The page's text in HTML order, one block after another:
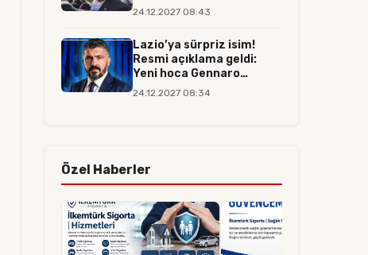
24.12.2027 08:43
Lazio’ya sürpriz isim!
Resmi açıklama geldi:
Yeni hoca Gennaro
Gattuso...
24.12.2027 08:34
Özel Haberler